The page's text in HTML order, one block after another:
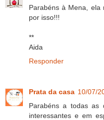
Parabéns à Mena, ela
por isso!!!
**
Aida
Responder
Prata da casa 10/07/
Parabéns a todas as
interessantes e em